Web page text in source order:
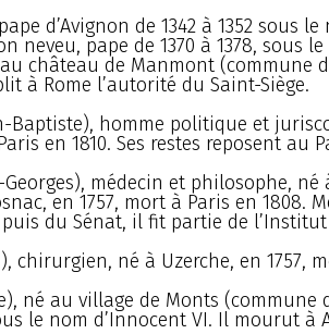
d’Avignon de 1342 à 1352 sous
neveu, pape de 1370 à 1378, sous
château de Manmont (commune
à Rome l’autorité du Saint-Siège.
Baptiste), homme politique et
en 1810. Ses restes reposent au
Georges), médecin et philosophe, né
en 1757, mort à Paris en 1808.
puis du Sénat, il fit partie de
chirurgien, né à Uzerche, en 1757,
né au village de Monts (commune
le nom d’Innocent VI. Il mourut à